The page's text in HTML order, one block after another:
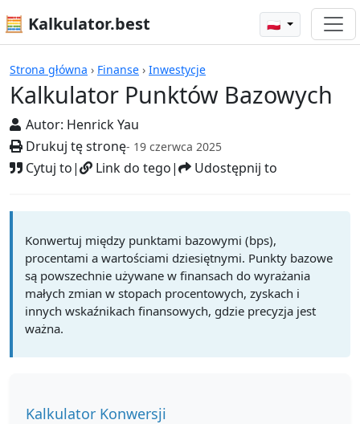
🧮 Kalkulator.best 🇵🇱
Strona główna › Finanse › Inwestycje
Kalkulator Punktów Bazowych
Autor: Henrick Yau
Drukuj tę stronę- 19 czerwca 2025
Cytuj to| Link do tego| Udostępnij to
Kalkulatory
Konwertuj między punktami bazowymi (bps),
procentami a wartościami dziesiętnymi. Punkty bazowe
są powszechnie używane w finansach do wyrażania
małych zmian w stopach procentowych, zyskach i
innych wskaźnikach finansowych, gdzie precyzja jest
ważna.
Kalkulator Konwersji